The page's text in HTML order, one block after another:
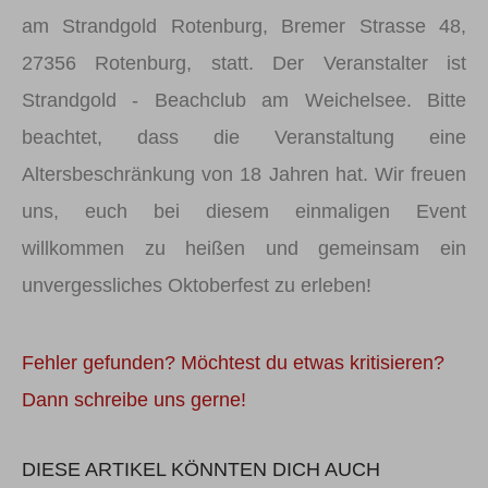
am Strandgold Rotenburg, Bremer Strasse 48,
27356 Rotenburg, statt. Der Veranstalter ist
Strandgold - Beachclub am Weichelsee. Bitte
beachtet, dass die Veranstaltung eine
Altersbeschränkung von 18 Jahren hat. Wir freuen
uns, euch bei diesem einmaligen Event
willkommen zu heißen und gemeinsam ein
unvergessliches Oktoberfest zu erleben!
Fehler gefunden? Möchtest du etwas kritisieren?
Dann schreibe uns gerne!
DIESE ARTIKEL KÖNNTEN DICH AUCH